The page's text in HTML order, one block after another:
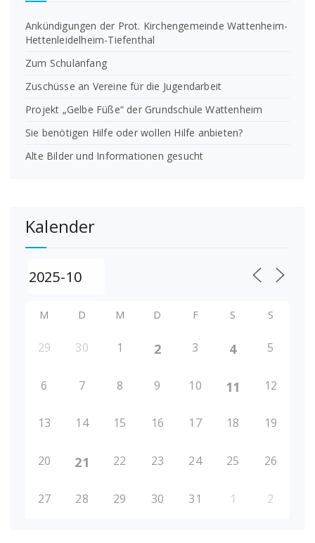
Ankündigungen der Prot. Kirchengemeinde Wattenheim-
Hettenleidelheim-Tiefenthal
Zum Schulanfang
Zuschüsse an Vereine für die Jugendarbeit
Projekt „Gelbe Füße“ der Grundschule Wattenheim
Sie benötigen Hilfe oder wollen Hilfe anbieten?
Alte Bilder und Informationen gesucht
Kalender
M D M D F S S
29 30 1 2 3 4 5
6 7 8 9 10 11 12
13 14 15 16 17 18 19
20 21 22 23 24 25 26
27 28 29 30 31 1 2